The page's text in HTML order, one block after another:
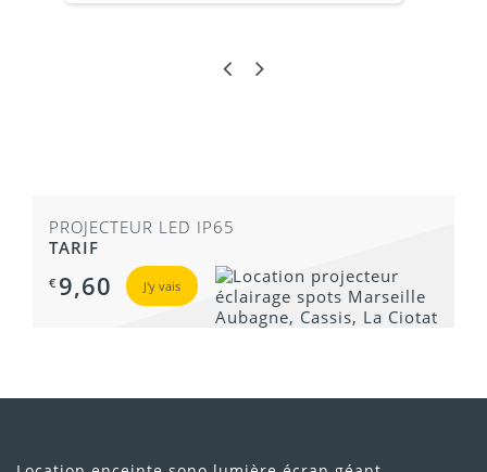
PROJECTEUR LED IP65
TARIF
€ 9,60 J'y vais